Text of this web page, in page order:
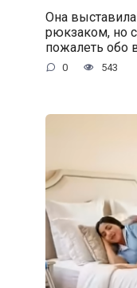
Она
рюкзаком, но
пожалеть обо
0 543